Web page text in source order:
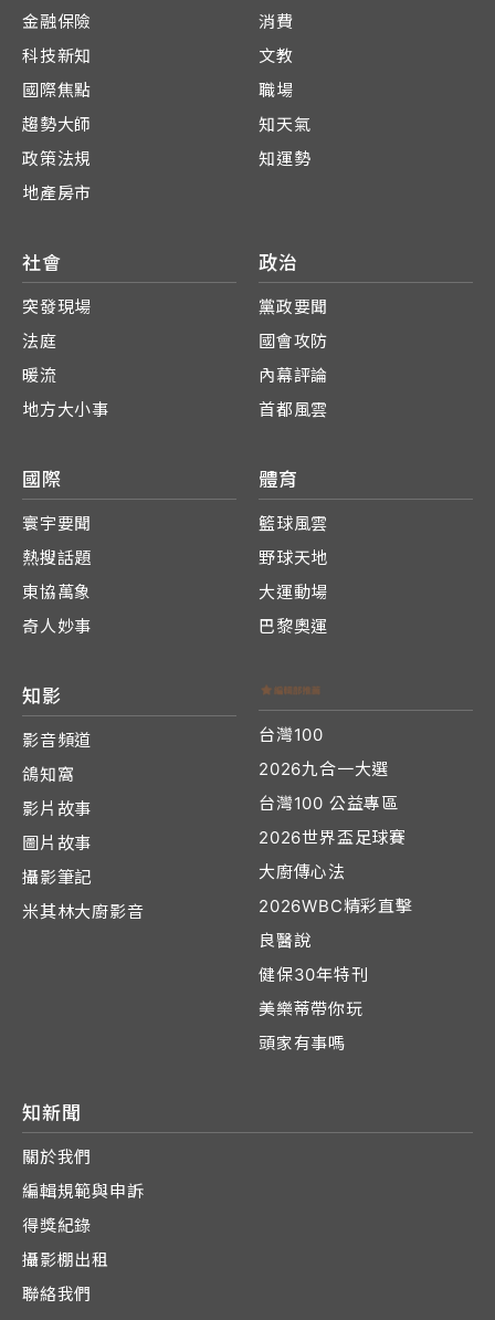
金融保險
科技新知
國際焦點
趨勢大師
政策法規
地產房市
消費
文教
職場
知天氣
知運勢
社會
突發現場
法庭
暖流
地方大小事
政治
黨政要聞
國會攻防
內幕評論
首都風雲
國際
寰宇要聞
熱搜話題
東協萬象
奇人妙事
體育
籃球風雲
野球天地
大運動場
巴黎奧運
知影
影音頻道
鴿知窩
影片故事
圖片故事
攝影筆記
米其林大廚影音
台灣100
2026九合一大選
台灣100 公益專區
2026世界盃足球賽
大廚傳心法
2026WBC精彩直擊
良醫說
健保30年特刊
美樂蒂帶你玩
頭家有事嗎
知新聞
關於我們
編輯規範與申訴
得獎紀錄
攝影棚出租
聯絡我們